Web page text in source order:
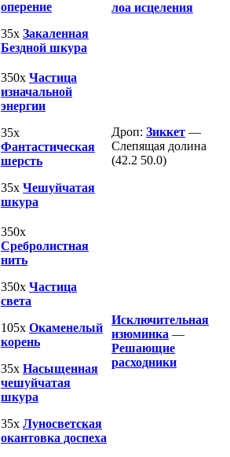
оперение
35х Закаленная
Бездной шкура
лоа исцеления
350х Частица
изначальной
энергии
35х
Фантастическая
шерсть
35х Чешуйчатая
шкура
Дроп: Зиккет —
Слепящая долина
(42.2 50.0)
350х
Сребролистная
нить
350х Частица
света
105х Окаменелый
корень
35х Насыщенная
чешуйчатая
шкура
35х Луносветская
окантовка доспеха
Исключительная
изюминка —
Решающие
расходники